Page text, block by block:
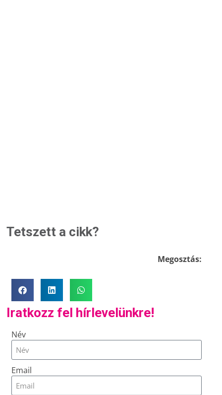
Tetszett a cikk?
Megosztás:
Iratkozz fel hírlevelünkre!
Név
Email